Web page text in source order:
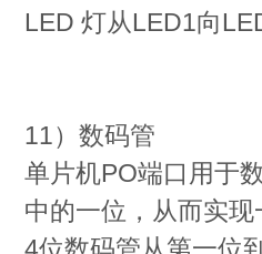
LED 灯从LED1向
11）数码管
单片机PO端口用于
中的一位，从而实现